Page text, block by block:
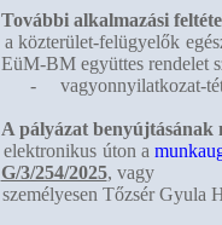
További alkalmazási
a közterület-felügyelők
EüM-BM együttes rendelet
-
vagyonnyilatkozat-
A pályázat benyújtásának
elektronikus úton a
G/3/254/2025, vagy
személyesen Tőzsér Gyula